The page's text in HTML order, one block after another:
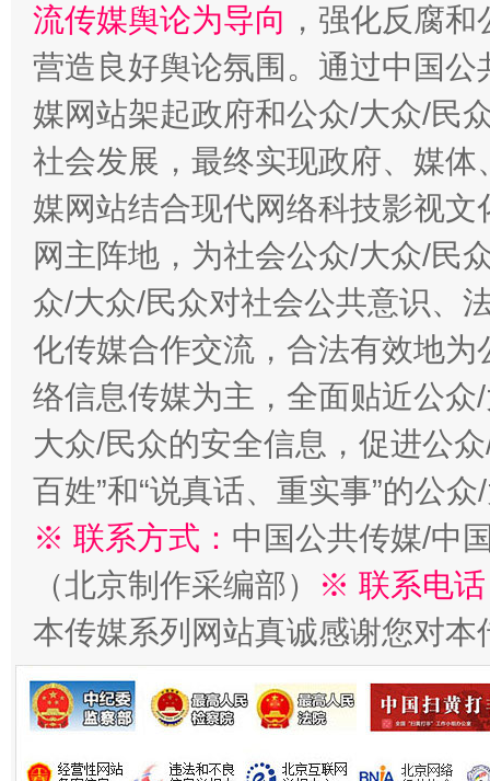
流传媒舆论为导向 ，强化反腐
营造良好舆论氛围。通过中国
媒网站架起政府和公众/大众/民
社会发展，最终实现政府、媒
媒网站结合现代网络科技影视
网主阵地，为社会公众/大众/民
众/大众/民众对社会公共意识、
化传媒合作交流，合法有效地
络信息传媒为主，全面贴近公
大众/民众的安全信息，促进公
百姓”和“说真话、重实事”的公
※ 联系方式： 中国公共传媒/中
（北京制作采编部）
※ 联系电
本传媒系列网站真诚感谢您对